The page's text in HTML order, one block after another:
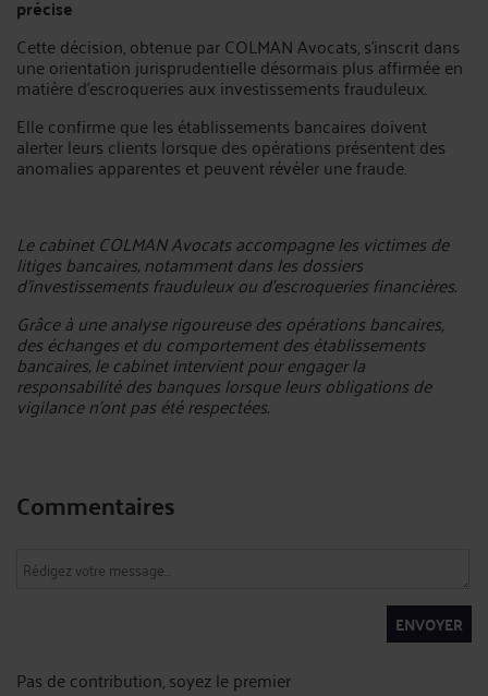
précise
Cette décision, obtenue par COLMAN Avocats, s’inscrit dans
une orientation jurisprudentielle désormais plus affirmée en
matière d’escroqueries aux investissements frauduleux.
Elle confirme que les établissements bancaires doivent
alerter leurs clients lorsque des opérations présentent des
anomalies apparentes et peuvent révéler une fraude.
Le cabinet COLMAN Avocats accompagne les victimes de
litiges bancaires, notamment dans les dossiers
d’investissements frauduleux ou d’escroqueries financières.
Grâce à une analyse rigoureuse des opérations bancaires,
des échanges et du comportement des établissements
bancaires, le cabinet intervient pour engager la
responsabilité des banques lorsque leurs obligations de
vigilance n’ont pas été respectées.
Commentaires
ENVOYER
Pas de contribution, soyez le premier